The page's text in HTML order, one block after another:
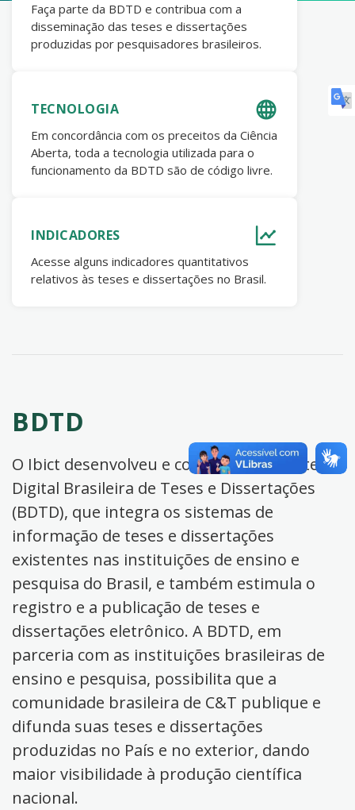
Faça parte da BDTD e contribua com a
disseminação das teses e dissertações
produzidas por pesquisadores brasileiros.
TECNOLOGIA
Em concordância com os preceitos da Ciência
Aberta, toda a tecnologia utilizada para o
funcionamento da BDTD são de código livre.
INDICADORES
Acesse alguns indicadores quantitativos
relativos às teses e dissertações no Brasil.
BDTD
O Ibict desenvolveu e coordena a Biblioteca
Digital Brasileira de Teses e Dissertações
(BDTD), que integra os sistemas de
informação de teses e dissertações
existentes nas instituições de ensino e
pesquisa do Brasil, e também estimula o
registro e a publicação de teses e
dissertações eletrônico. A BDTD, em
parceria com as instituições brasileiras de
ensino e pesquisa, possibilita que a
comunidade brasileira de C&T publique e
difunda suas teses e dissertações
produzidas no País e no exterior, dando
maior visibilidade à produção científica
nacional.